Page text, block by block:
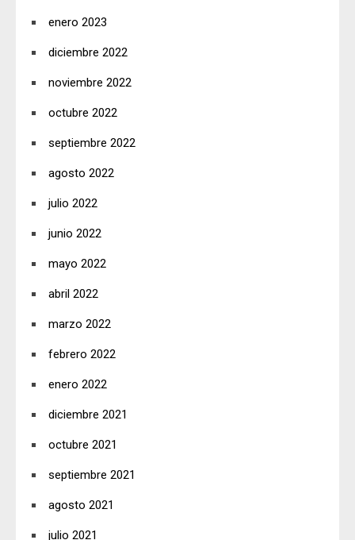
enero 2023
diciembre 2022
noviembre 2022
octubre 2022
septiembre 2022
agosto 2022
julio 2022
junio 2022
mayo 2022
abril 2022
marzo 2022
febrero 2022
enero 2022
diciembre 2021
octubre 2021
septiembre 2021
agosto 2021
julio 2021